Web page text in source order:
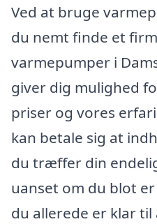
Ved at bruge
du nemt finde et
varmepumper i
giver dig mulighed
priser og vores
kan betale sig at
du træffer din
uanset om du blot
du allerede er klar